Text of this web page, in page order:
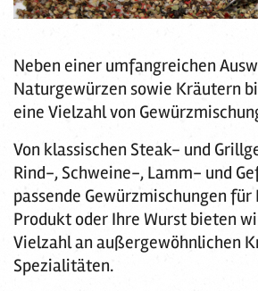
Neben einer umfangreichen
Naturgewürzen sowie Kräutern
eine Vielzahl von
Von klassischen Steak- und
Rind-, Schweine-, Lamm- und
passende Gewürzmischungen
Produkt oder Ihre Wurst bieten
Vielzahl an außergewöhnlichen
Spezialitäten.